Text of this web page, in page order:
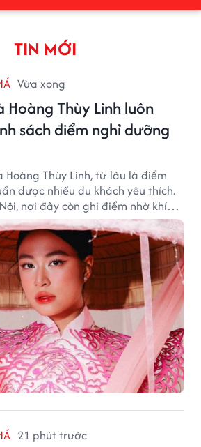
TIN MỚI
Vừa xong
Hoàng Thùy Linh luôn
sách điểm nghỉ dưỡng
Hoàng Thùy Linh, từ lâu là điểm
được nhiều du khách yêu thích.
nơi đây còn ghi điểm nhờ khí
thơ mộng và không gian yên
21 phút trước